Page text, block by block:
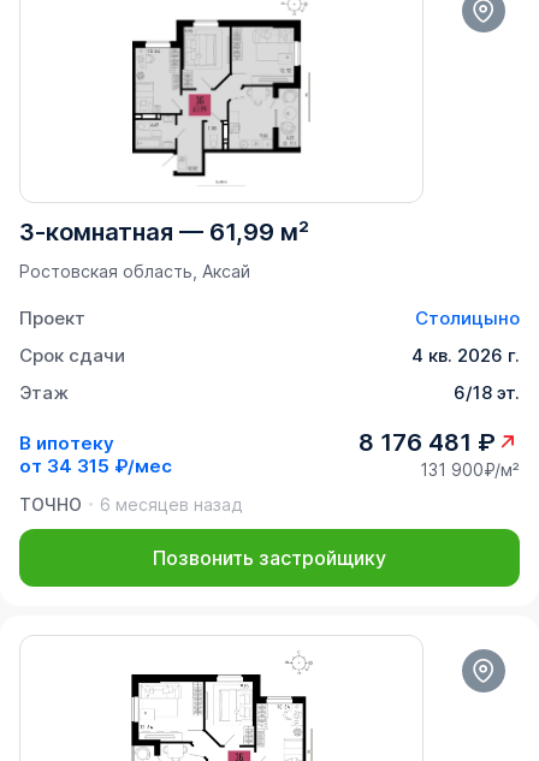
3-комнатная — 61,99 м²
Ростовская область, Аксай
Проект
Столицыно
Срок сдачи
4 кв. 2026 г.
Этаж
6/18 эт.
В ипотеку
от 34 315 ₽/мес
8 176 481 ₽
131 900₽/м²
ТОЧНО
6 месяцев назад
Позвонить застройщику